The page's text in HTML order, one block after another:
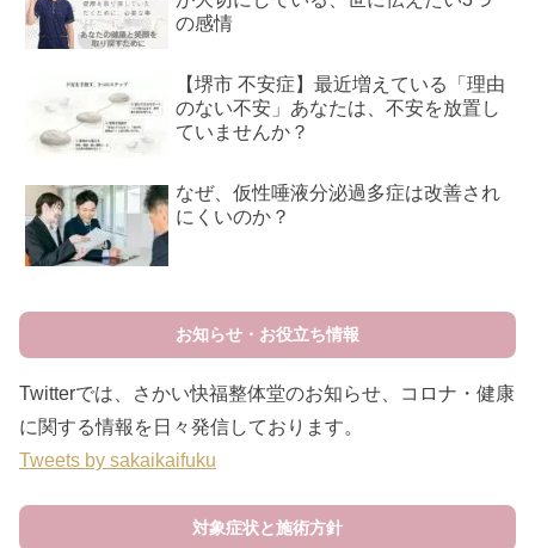
の感情
【堺市 不安症】最近増えている「理由
のない不安」あなたは、不安を放置し
ていませんか？
なぜ、仮性唾液分泌過多症は改善され
にくいのか？
お知らせ・お役立ち情報
Twitterでは、さかい快福整体堂のお知らせ、コロナ・健康
に関する情報を日々発信しております。
Tweets by sakaikaifuku
対象症状と施術方針